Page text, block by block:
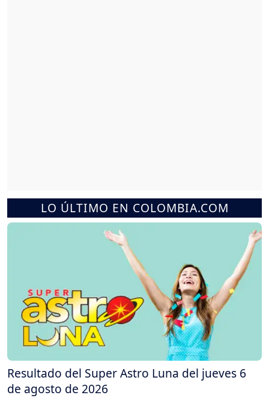
LO ÚLTIMO EN COLOMBIA.COM
Resultado del Super Astro Luna del jueves 6
de agosto de 2026